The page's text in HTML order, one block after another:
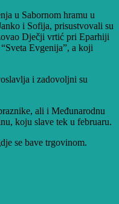
u Sabornom hramu u
i Sofija, prisustvovali su
Dječji vrtić pri Eparhiji
Evgenija”, a koji
i zadovoljni su
ali i Međunarodnu
koju slave tek u februaru.
se bave trgovinom.